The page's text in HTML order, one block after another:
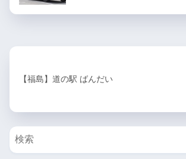
【福島】道の駅 ばんだい